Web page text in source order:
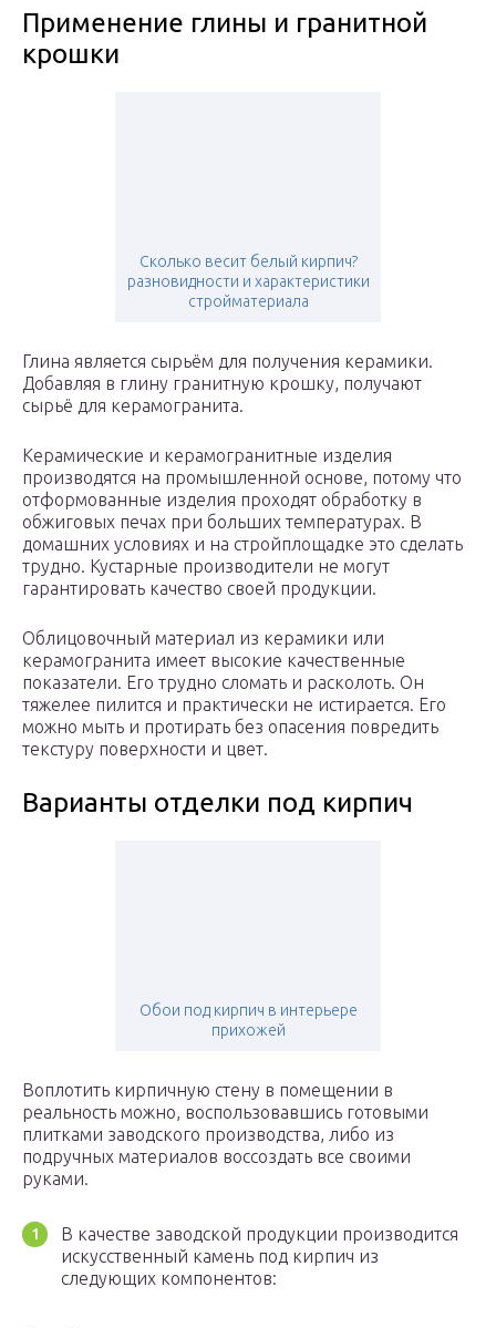
Применение глины и гранитной
крошки
Сколько весит белый кирпич?
разновидности и характеристики
стройматериала
Глина является сырьём для получения керамики.
Добавляя в глину гранитную крошку, получают
сырьё для керамогранита.
Керамические и керамогранитные изделия
производятся на промышленной основе, потому что
отформованные изделия проходят обработку в
обжиговых печах при больших температурах. В
домашних условиях и на стройплощадке это сделать
трудно. Кустарные производители не могут
гарантировать качество своей продукции.
Облицовочный материал из керамики или
керамогранита имеет высокие качественные
показатели. Его трудно сломать и расколоть. Он
тяжелее пилится и практически не истирается. Его
можно мыть и протирать без опасения повредить
текстуру поверхности и цвет.
Варианты отделки под кирпич
Обои под кирпич в интерьере
прихожей
Воплотить кирпичную стену в помещении в
реальность можно, воспользовавшись готовыми
плитками заводского производства, либо из
подручных материалов воссоздать все своими
руками.
В качестве заводской продукции производится
искусственный камень под кирпич из
следующих компонентов: